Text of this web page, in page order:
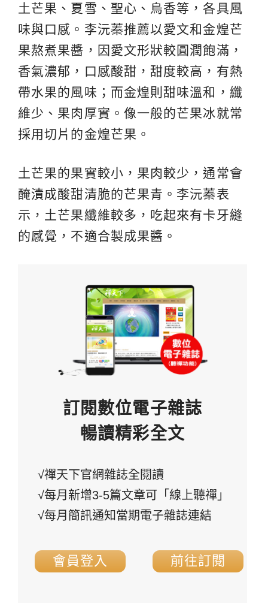
土芒果、夏雪、聖心、烏香等，各具風
味與口感。李沅蓁推薦以愛文和金煌芒
果熬煮果醬，因愛文形狀較圓潤飽滿，
香氣濃郁，口感酸甜，甜度較高，有熱
帶水果的風味；而金煌則甜味溫和，纖
維少、果肉厚實。像一般的芒果冰就常
採用切片的金煌芒果。
土芒果的果實較小，果肉較少，通常會
醃漬成酸甜清脆的芒果青。李沅蓁表
示，土芒果纖維較多，吃起來有卡牙縫
的感覺，不適合製成果醬。
訂閱數位電子雜誌
暢讀精彩全文
√禪天下官網雜誌全閱讀
√每月新增3-5篇文章可「線上聽禪」
√每月簡訊通知當期電子雜誌連結
會員登入 前往訂閱